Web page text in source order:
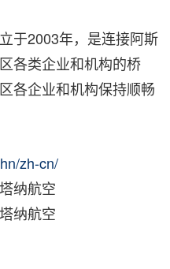
于2003年，是连接阿斯
各类企业和机构的桥
各企业和机构保持顺畅
zh-cn/
纳航空
纳航空